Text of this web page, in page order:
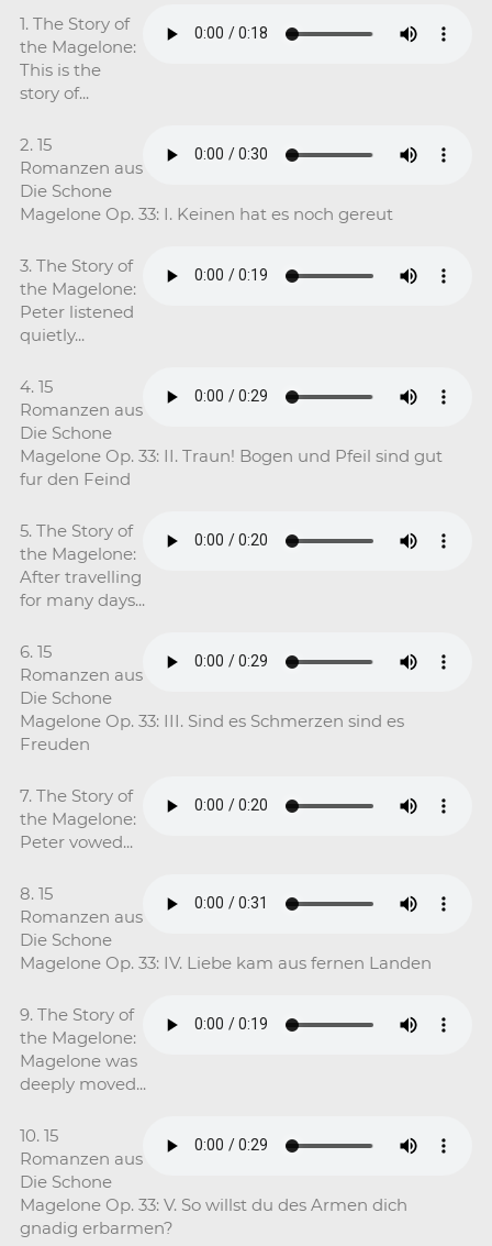
1. The Story of
the Magelone:
This is the
story of...
2. 15
Romanzen aus
Die Schone
Magelone Op. 33: I. Keinen hat es noch gereut
3. The Story of
the Magelone:
Peter listened
quietly...
4. 15
Romanzen aus
Die Schone
Magelone Op. 33: II. Traun! Bogen und Pfeil sind gut
fur den Feind
5. The Story of
the Magelone:
After travelling
for many days...
6. 15
Romanzen aus
Die Schone
Magelone Op. 33: III. Sind es Schmerzen sind es
Freuden
7. The Story of
the Magelone:
Peter vowed...
8. 15
Romanzen aus
Die Schone
Magelone Op. 33: IV. Liebe kam aus fernen Landen
9. The Story of
the Magelone:
Magelone was
deeply moved...
10. 15
Romanzen aus
Die Schone
Magelone Op. 33: V. So willst du des Armen dich
gnadig erbarmen?